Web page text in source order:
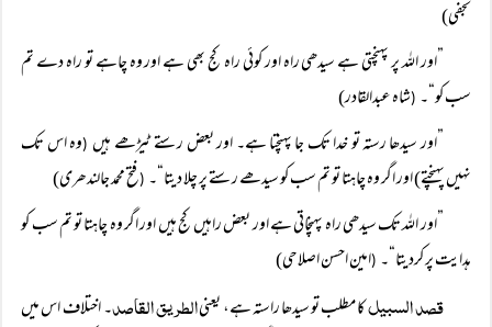
نجفی)
”اور اللہ پر پہنچتی ہے سیدھی راہ اور کوئی راہ کج بھی ہے اور وہ چاہے تو راہ دے تم
سب کو“۔ (شاہ عبدالقادر)
”اور سیدھا رستہ تو خدا تک جا پہنچتا ہے۔ اور بعض رستے ٹیڑھے ہیں (وہ اس تک
نہیں پہنچتے) اور اگر وہ چاہتا تو تم سب کو سیدھے رستے پر چلا دیتا“۔ (فتح محمد جالندھری)
”اور اللہ تک سیدھی راہ پہنچاتی ہے اور بعض راہیں کج ہیں اور اگر وہ چاہتا تو تم سب کو
ہدایت پر کردیتا“۔ (امین احسن اصلاحی)
قصد السبیلکا مطلب تو سیدھا راستہ ہے، یعنیالطریق القاصد۔ اختلاف اس میں